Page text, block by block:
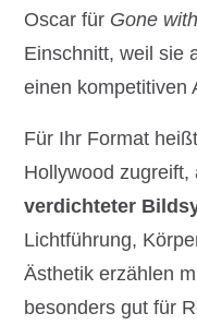
Oscar für Gone
Einschnitt, weil sie
einen kompetitiven
Für Ihr Format
Hollywood
verdichteter
Lichtführung,
Ästhetik erzählen
besonders gut für